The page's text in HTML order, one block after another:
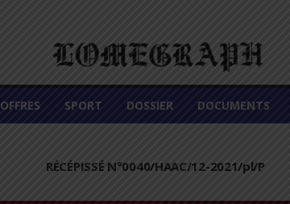
OFFRES SPORT DOSSIER DOCUMENTS
RÉCÉPISSÉ N°0040/HAAC/12-2021/pl/P